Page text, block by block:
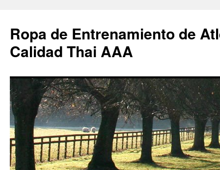
Ropa de Entrenamiento de
Calidad Thai AAA